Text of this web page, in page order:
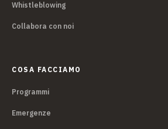
Whistleblowing
Collabora con noi
COSA FACCIAMO
Programmi
Emergenze